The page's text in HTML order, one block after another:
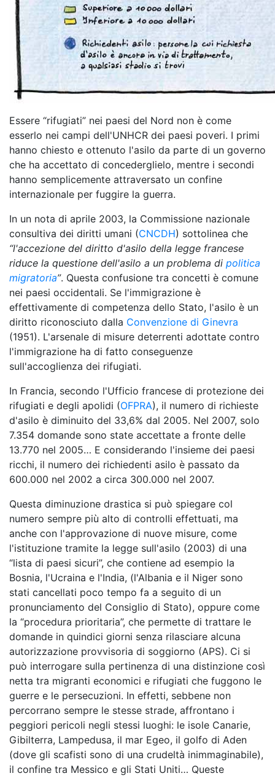
Essere “rifugiati” nei paesi del Nord non è come
esserlo nei campi dell'UNHCR dei paesi poveri. I primi
hanno chiesto e ottenuto l'asilo da parte di un governo
che ha accettato di concederglielo, mentre i secondi
hanno semplicemente attraversato un confine
internazionale per fuggire la guerra.
In un nota di aprile 2003, la Commissione nazionale
consultiva dei diritti umani (CNCDH) sottolinea che
“l'accezione del diritto d'asilo della legge francese
riduce la questione dell'asilo a un problema di politica
migratoria”. Questa confusione tra concetti è comune
nei paesi occidentali. Se l'immigrazione è
effettivamente di competenza dello Stato, l'asilo è un
diritto riconosciuto dalla Convenzione di Ginevra
(1951). L'arsenale di misure deterrenti adottate contro
l'immigrazione ha di fatto conseguenze
sull'accoglienza dei rifugiati.
In Francia, secondo l'Ufficio francese di protezione dei
rifugiati e degli apolidi (OFPRA), il numero di richieste
d'asilo è diminuito del 33,6% dal 2005. Nel 2007, solo
7.354 domande sono state accettate a fronte delle
13.770 nel 2005… E considerando l'insieme dei paesi
ricchi, il numero dei richiedenti asilo è passato da
600.000 nel 2002 a circa 300.000 nel 2007.
Questa diminuzione drastica si può spiegare col
numero sempre più alto di controlli effettuati, ma
anche con l'approvazione di nuove misure, come
l'istituzione tramite la legge sull'asilo (2003) di una
“lista di paesi sicuri”, che contiene ad esempio la
Bosnia, l'Ucraina e l'India, (l'Albania e il Niger sono
stati cancellati poco tempo fa a seguito di un
pronunciamento del Consiglio di Stato), oppure come
la “procedura prioritaria”, che permette di trattare le
domande in quindici giorni senza rilasciare alcuna
autorizzazione provvisoria di soggiorno (APS). Ci si
può interrogare sulla pertinenza di una distinzione così
netta tra migranti economici e rifugiati che fuggono le
guerre e le persecuzioni. In effetti, sebbene non
percorrano sempre le stesse strade, affrontano i
peggiori pericoli negli stessi luoghi: le isole Canarie,
Gibilterra, Lampedusa, il mar Egeo, il golfo di Aden
(dove gli scafisti sono di una crudeltà inimmaginabile),
il confine tra Messico e gli Stati Uniti… Queste